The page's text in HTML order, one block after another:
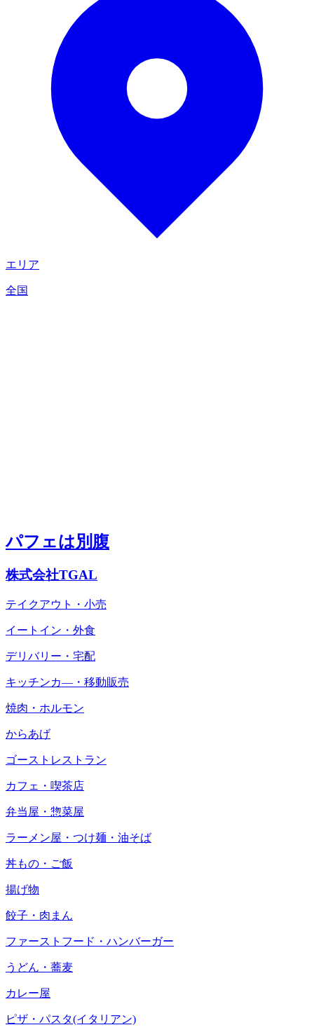
エリア
全国
パフェは別腹
株式会社TGAL
テイクアウト・小売
イートイン・外食
デリバリー・宅配
キッチンカ―・移動販売
焼肉・ホルモン
からあげ
ゴーストレストラン
カフェ・喫茶店
弁当屋・惣菜屋
ラーメン屋・つけ麺・油そば
丼もの・ご飯
揚げ物
餃子・肉まん
ファーストフード・ハンバーガー
うどん・蕎麦
カレー屋
ピザ・パスタ(イタリアン)